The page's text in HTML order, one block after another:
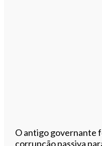
O antigo governante
corrupção passiva